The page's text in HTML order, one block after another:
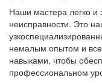
Наши мастера легко
неисправности. Это
немалым опытом и
навыками, чтобы
профессиональном